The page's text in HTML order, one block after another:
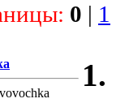
0 | 1
1.